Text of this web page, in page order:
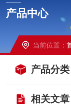
产品中心
当前位置：
产品分类
相关文章